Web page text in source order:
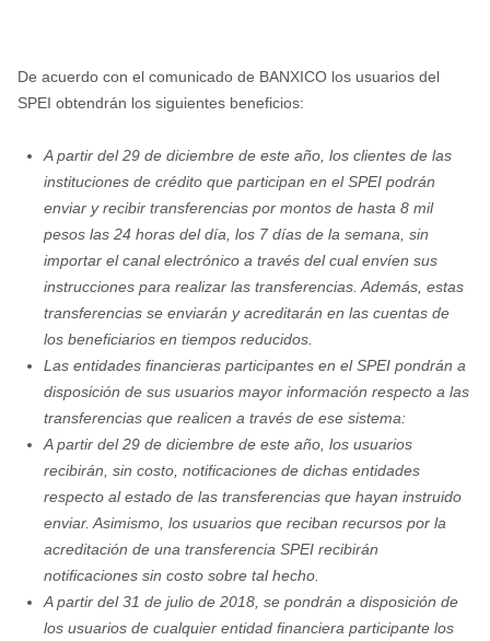
De acuerdo con el comunicado de BANXICO los usuarios del
SPEI obtendrán los siguientes beneficios:
A partir del 29 de diciembre de este año, los clientes de las
instituciones de crédito que participan en el SPEI podrán
enviar y recibir transferencias por montos de hasta 8 mil
pesos las 24 horas del día, los 7 días de la semana, sin
importar el canal electrónico a través del cual envíen sus
instrucciones para realizar las transferencias. Además, estas
transferencias se enviarán y acreditarán en las cuentas de
los beneficiarios en tiempos reducidos.
Las entidades financieras participantes en el SPEI pondrán a
disposición de sus usuarios mayor información respecto a las
transferencias que realicen a través de ese sistema:
A partir del 29 de diciembre de este año, los usuarios
recibirán, sin costo, notificaciones de dichas entidades
respecto al estado de las transferencias que hayan instruido
enviar. Asimismo, los usuarios que reciban recursos por la
acreditación de una transferencia SPEI recibirán
notificaciones sin costo sobre tal hecho.
A partir del 31 de julio de 2018, se pondrán a disposición de
los usuarios de cualquier entidad financiera participante los